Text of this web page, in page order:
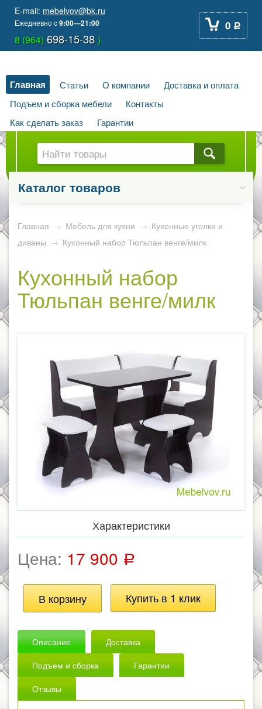
E-mail: mebelvov@bk.ru
Ежедневноc9:00—21:00
8 (964) 698-15-38)
0 Р
Главная Статьи О компании
Доставка и оплата
Подъем и сборка мебели
Контакты
Как сделать заказ
Гарантии
Каталог товаров
Главная → Мебель для кухни → Кухонные уголки и
диваны → Кухонный набор Тюльпан венге/милк
Кухонный набор
Тюльпан венге/милк
Характеристики
Цена: 17 900 Р
Описание
Доставка
Подъем и сборка
Гарантии
Отзывы